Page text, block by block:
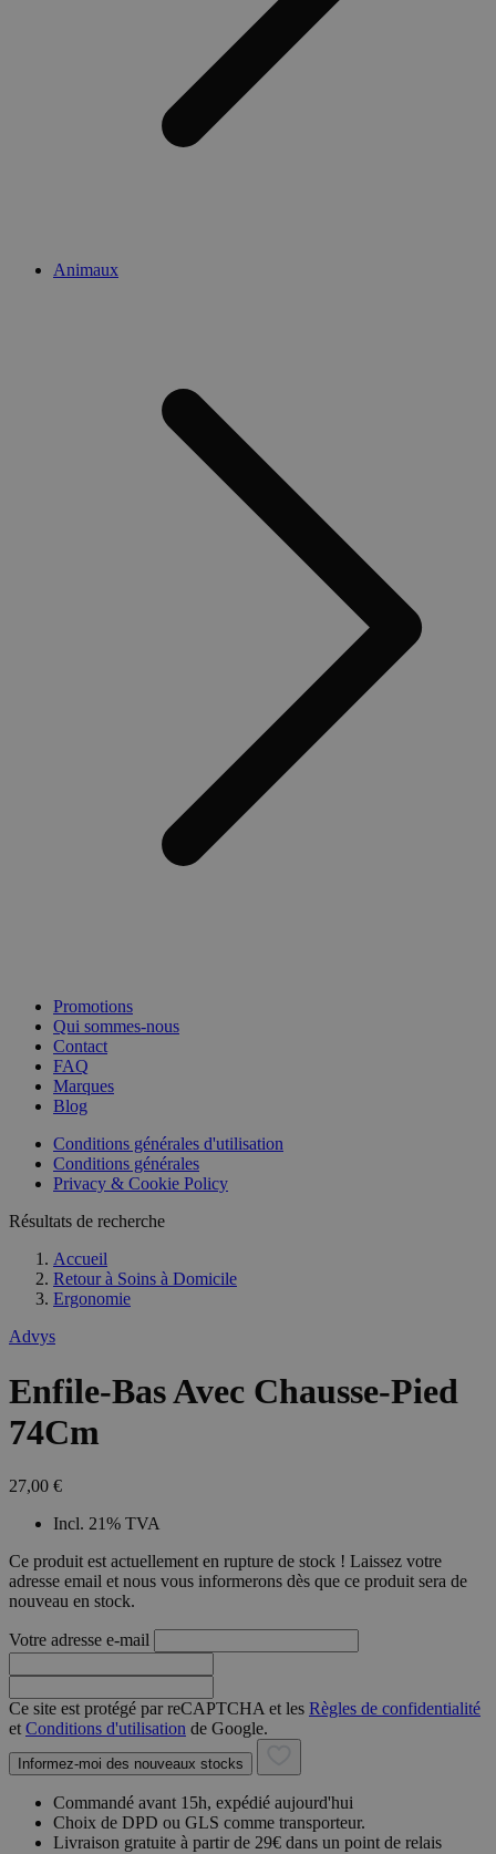
Animaux
Promotions
Qui sommes-nous
Contact
FAQ
Marques
Blog
Conditions générales d'utilisation
Conditions générales
Privacy & Cookie Policy
Résultats de recherche
Accueil
Retour à Soins à Domicile
Ergonomie
Advys
Enfile-Bas Avec Chausse-Pied
74Cm
27,00 €
Incl. 21% TVA
Ce produit est actuellement en rupture de stock ! Laissez votre
adresse email et nous vous informerons dès que ce produit sera de
nouveau en stock.
Votre adresse e-mail
Ce site est protégé par reCAPTCHA et les Règles de confidentialité
et Conditions d'utilisation de Google.
Informez-moi des nouveaux stocks
Commandé avant 15h, expédié aujourd'hui
Choix de DPD ou GLS comme transporteur.
Livraison gratuite à partir de 29€ dans un point de relais